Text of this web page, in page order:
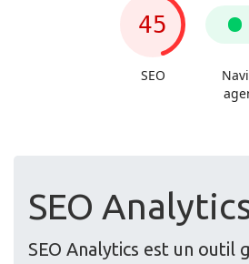
SEO
SEO Analytics est un outil